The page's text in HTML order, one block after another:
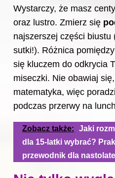
Wystarczy, że masz
oraz lustro. Zmierz się
najszerszej części biustu
sutki!). Różnica
się kluczem do odkrycia
miseczki. Nie obawiaj
matematyka, więc
podczas przerwy na
Zobacz także:
Jaki
dla 15-latki wybrać?
przewodnik dla